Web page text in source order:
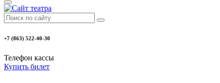
+7 (863) 522-40-30
Телефон кассы
Купить билет